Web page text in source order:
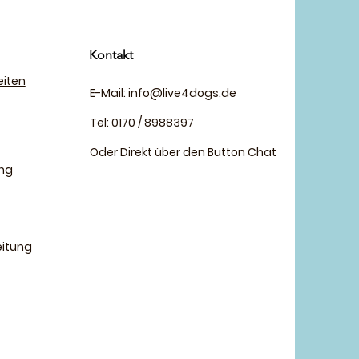
Kontakt
E-Mail: info@live4dogs.de
Tel: 0170 / 8988397
Oder Direkt über den Button Chat